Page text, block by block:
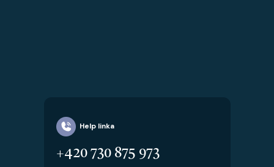
Help linka
+420 730 875 973